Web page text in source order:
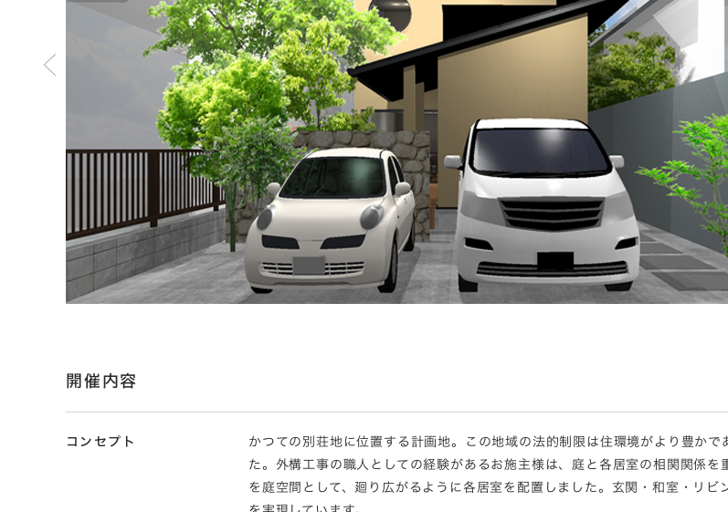
開催内容
コンセプト
かつての別荘地に位置する計画地。この地域の法的制限は住環境がより豊か
た。外構工事の職人としての経験があるお施主様は、庭と各居室の相関関係
を庭空間として、廻り広がるように各居室を配置しました。玄関・和室・リ